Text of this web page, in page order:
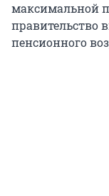
максимальной
правительство
пенсионного